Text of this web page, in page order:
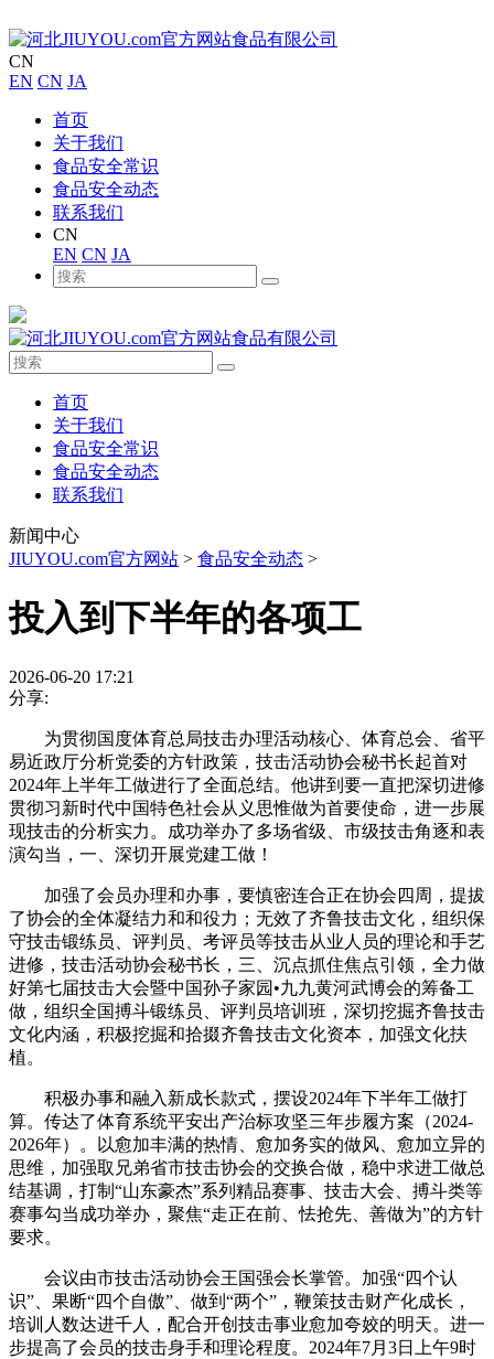
CN
EN CN JA
首页
关于我们
食品安全常识
食品安全动态
联系我们
CN
EN CN JA
首页
关于我们
食品安全常识
食品安全动态
联系我们
新闻中心
JIUYOU.com官方网站 > 食品安全动态 >
投入到下半年的各项工
2026-06-20 17:21
分享:
为贯彻国度体育总局技击办理活动核心、体育总会、省平
易近政厅分析党委的方针政策，技击活动协会秘书长起首对
2024年上半年工做进行了全面总结。他讲到要一直把深切进修
贯彻习新时代中国特色社会从义思惟做为首要使命，进一步展
现技击的分析实力。成功举办了多场省级、市级技击角逐和表
演勾当，一、深切开展党建工做！
加强了会员办理和办事，要慎密连合正在协会四周，提拔
了协会的全体凝结力和和役力；无效了齐鲁技击文化，组织保
守技击锻练员、评判员、考评员等技击从业人员的理论和手艺
进修，技击活动协会秘书长，三、沉点抓住焦点引领，全力做
好第七届技击大会暨中国孙子家园•九九黄河武博会的筹备工
做，组织全国搏斗锻练员、评判员培训班，深切挖掘齐鲁技击
文化内涵，积极挖掘和拾掇齐鲁技击文化资本，加强文化扶
植。
积极办事和融入新成长款式，摆设2024年下半年工做打
算。传达了体育系统平安出产治标攻坚三年步履方案（2024-
2026年）。以愈加丰满的热情、愈加务实的做风、愈加立异的
思维，加强取兄弟省市技击协会的交换合做，稳中求进工做总
结基调，打制“山东豪杰”系列精品赛事、技击大会、搏斗类等
赛事勾当成功举办，聚焦“走正在前、怯抢先、善做为”的方针
要求。
会议由市技击活动协会王国强会长掌管。加强“四个认
识”、果断“四个自傲”、做到“两个”，鞭策技击财产化成长，
培训人数达进千人，配合开创技击事业愈加夸姣的明天。进一
步提高了会员的技击身手和理论程度。2024年7月3日上午9时